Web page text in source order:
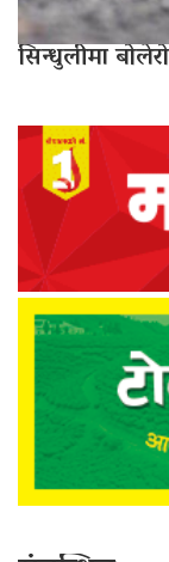
सिन्धुलीमा